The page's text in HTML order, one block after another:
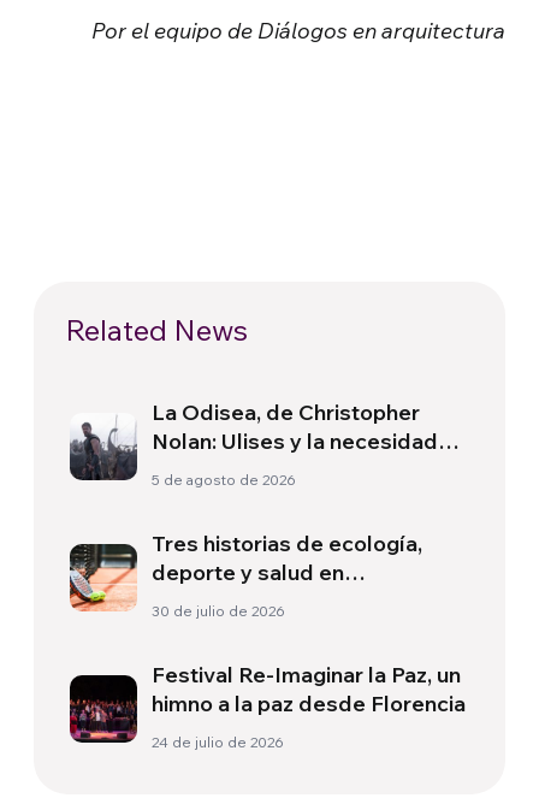
Por el equipo de Diálogos en arquitectura
Related News
La Odisea, de Christopher
Nolan: Ulises y la necesidad
de un nuevo amanecer
5 de agosto de 2026
Tres historias de ecología,
deporte y salud en
Sudamérica
30 de julio de 2026
Festival Re-Imaginar la Paz, un
himno a la paz desde Florencia
24 de julio de 2026